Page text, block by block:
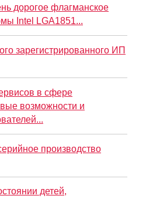
дорогое флагманское
Intel LGA1851...
зарегистрированного ИП
в сфере
возможности и
производство
детей,